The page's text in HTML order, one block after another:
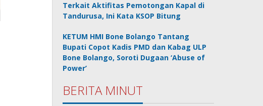
Terkait Aktifitas Pemotongan Kapal di
Tandurusa, Ini Kata KSOP Bitung
KETUM HMI Bone Bolango Tantang
Bupati Copot Kadis PMD dan Kabag ULP
Bone Bolango, Soroti Dugaan ‘Abuse of
Power’
BERITA MINUT